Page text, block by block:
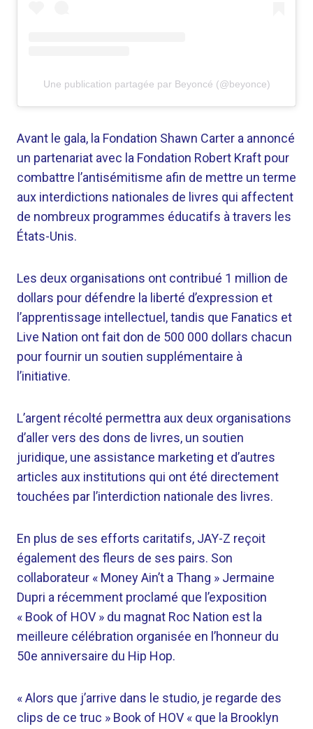
Une publication partagée par Beyoncé (@beyonce)
Avant le gala, la Fondation Shawn Carter a annoncé
un partenariat avec la Fondation Robert Kraft pour
combattre l’antisémitisme afin de mettre un terme
aux interdictions nationales de livres qui affectent
de nombreux programmes éducatifs à travers les
États-Unis.
Les deux organisations ont contribué 1 million de
dollars pour défendre la liberté d’expression et
l’apprentissage intellectuel, tandis que Fanatics et
Live Nation ont fait don de 500 000 dollars chacun
pour fournir un soutien supplémentaire à
l’initiative.
L’argent récolté permettra aux deux organisations
d’aller vers des dons de livres, un soutien
juridique, une assistance marketing et d’autres
articles aux institutions qui ont été directement
touchées par l’interdiction nationale des livres.
En plus de ses efforts caritatifs, JAY-Z reçoit
également des fleurs de ses pairs. Son
collaborateur « Money Ain’t a Thang » Jermaine
Dupri a récemment proclamé que l’exposition
« Book of HOV » du magnat Roc Nation est la
meilleure célébration organisée en l’honneur du
50e anniversaire du Hip Hop.
« Alors que j’arrive dans le studio, je regarde des
clips de ce truc » Book of HOV « que la Brooklyn